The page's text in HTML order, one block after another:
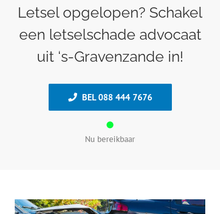
Letsel opgelopen? Schakel
een letselschade advocaat
uit ‘s-Gravenzande in!
BEL 088 444 7676
Nu bereikbaar